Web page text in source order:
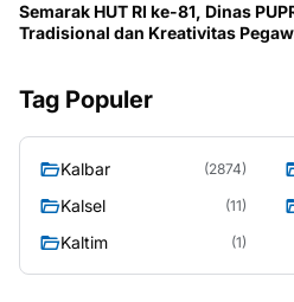
Semarak HUT RI ke-81, Dinas
Tradisional dan Kreativitas
Tag Populer
Kalbar (2874)
Kalsel (11)
Kaltim (1)